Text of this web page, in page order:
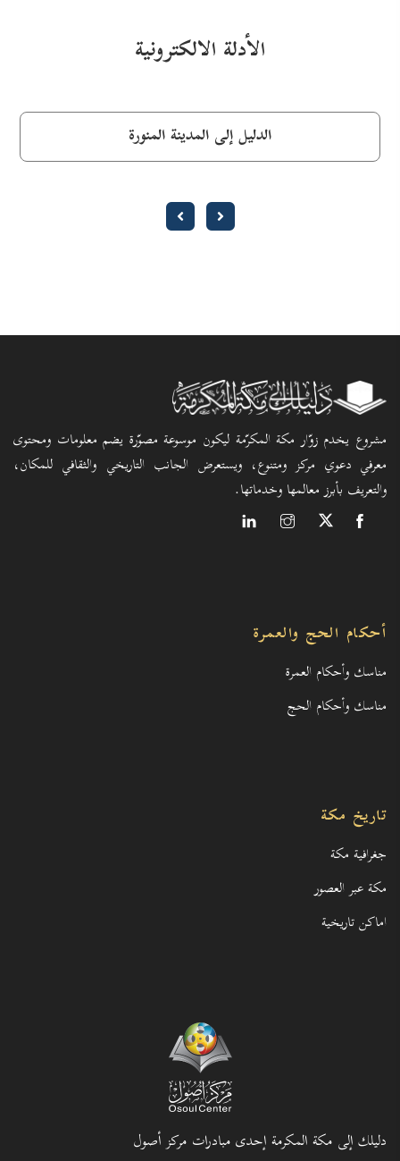
الأدلة الالكترونية
الدليل إلى المدينة المنورة
مشروع يخدم زوّار مكة المكرّمة ليكون موسوعة مصوّرة يضم معلومات ومحتوى
معرفي دعوي مركز ومتنوع، ويستعرض الجانب التاريخي والثقافي للمكان،
والتعريف بأبرز معالمها وخدماتها.
أحكام الحج والعمرة
مناسك وأحكام العمرة
مناسك وأحكام الحج
تاريخ مكة
جغرافية مكة
مكة عبر العصور
اماكن تاريخية
دليلك إلى مكة المكرمة إحدى مبادرات مركز أصول